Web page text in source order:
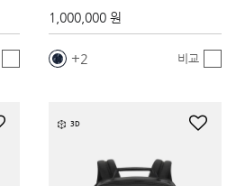
1,000,000 원
2 비교
3D